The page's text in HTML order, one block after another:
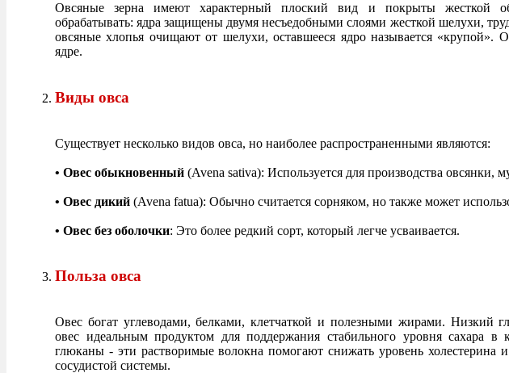
Овсяные зерна имеют характерный плоский вид и покрыты жесткой
обрабатывать: ядра защищены двумя несъедобными слоями жесткой шелухи,
овсяные хлопья очищают от шелухи, оставшееся ядро называется «крупой».
ядре.
Виды овса
Существует несколько видов овса, но наиболее распространенными являются:
• Овес обыкновенный (Avena sativa): Используется для производства овсянки,
• Овес дикий (Avena fatua): Обычно считается сорняком, но также может
• Овес без оболочки: Это более редкий сорт, который легче усваивается.
Польза овса
Овес богат углеводами, белками, клетчаткой и полезными жирами. Низкий
овес идеальным продуктом для поддержания стабильного уровня сахара в
глюканы - эти растворимые волокна помогают снижать уровень холестерина
сосудистой системы.